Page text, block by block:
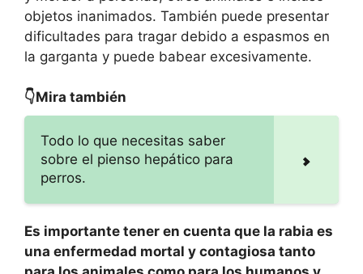
objetos inanimados. También puede presentar
dificultades para tragar debido a espasmos en
la garganta y puede babear excesivamente.
👇Mira también
Todo lo que necesitas saber
sobre el pienso hepático para
perros.
Es importante tener en cuenta que la rabia es
una enfermedad mortal y contagiosa tanto